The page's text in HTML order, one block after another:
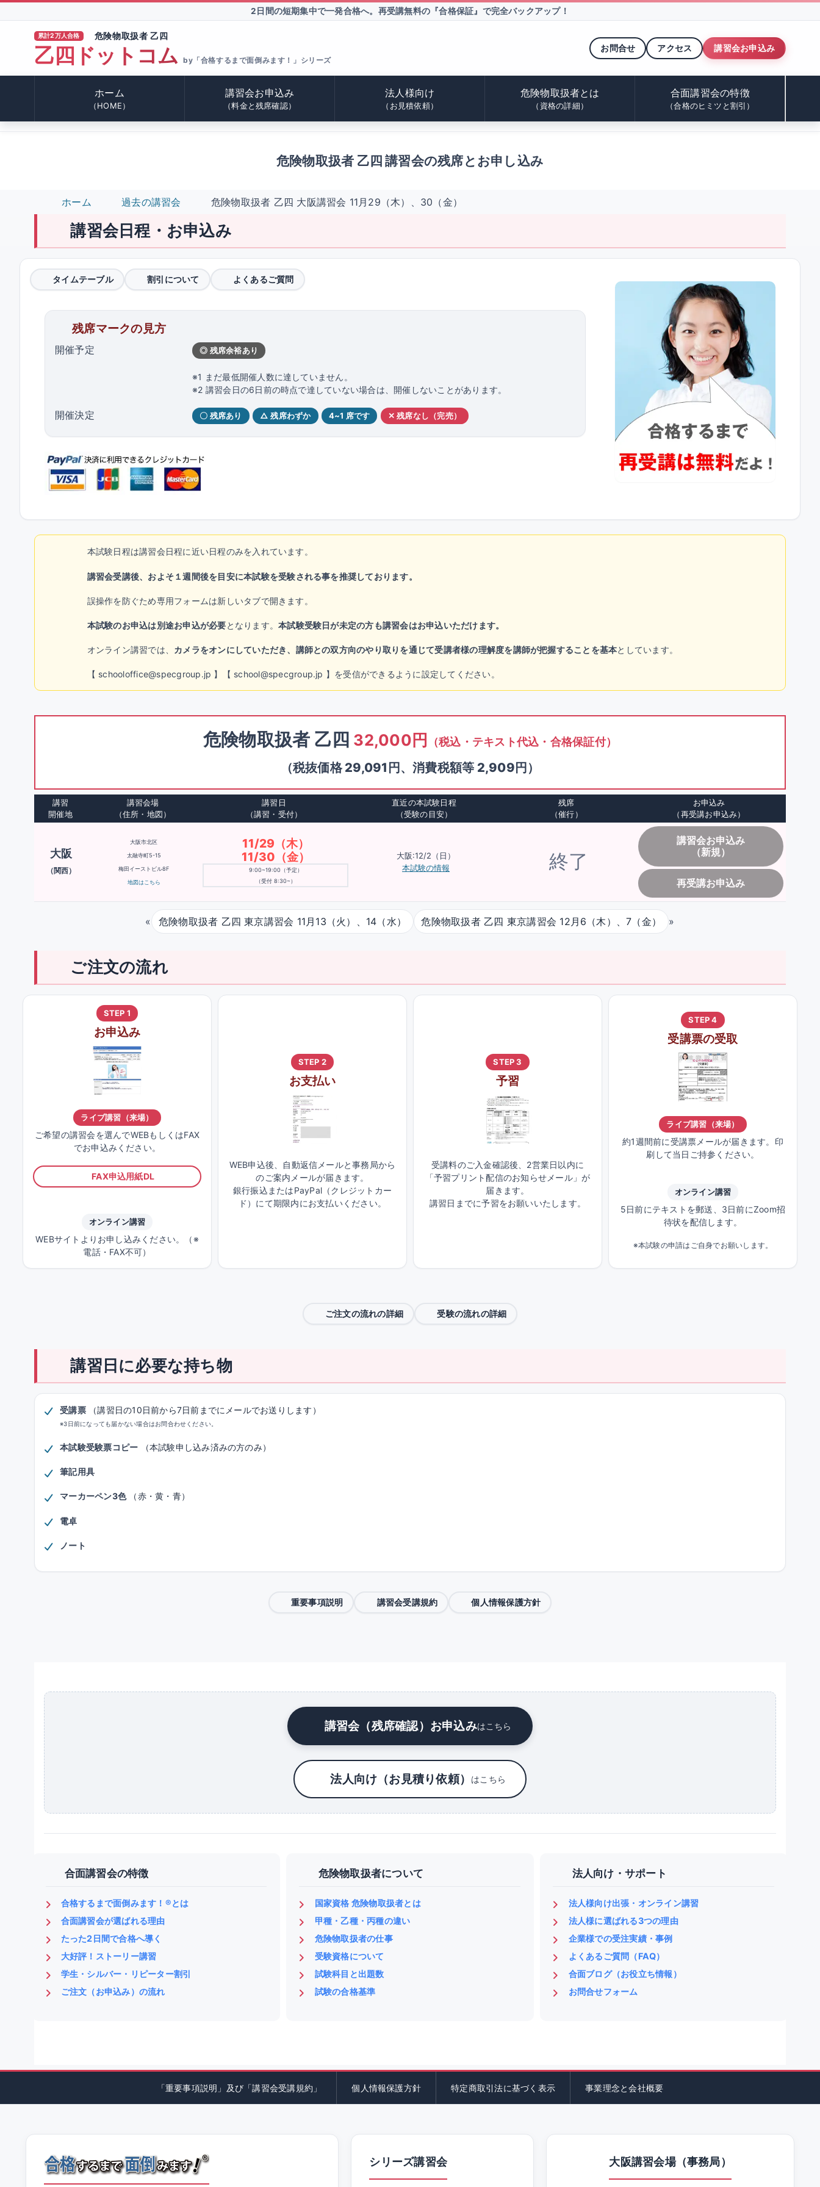
2日間の短期集中で一発合格へ。 再受講無料の『合格保証』で完全バックアップ！
累計2万人合格 危険物取扱者 乙四
乙四ドットコム by「合格するまで面倒みます！」シリーズ
お問合せ アクセス 講習会お申込み
ホーム
（HOME）
講習会お申込み
（料金と残席確認）
法人様向け
（お見積依頼）
危険物取扱者とは
（資格の詳細）
合面講習会の特徴
（合格のヒミツと割引）
危険物取扱者 乙四 講習会の残席とお申し込み
ホーム 過去の講習会 危険物取扱者 乙四 大阪講習会 11月29（木）、30（金）
講習会日程・お申込み
タイムテーブル 割引について よくあるご質問
残席マークの見方
開催予定 ◎ 残席余裕あり
※1 まだ最低開催人数に達していません。
※2 講習会日の6日前の時点で達していない場合は、開催しないことがあります。
開催決定 〇 残席あり △ 残席わずか 4~1 席です ✕ 残席なし（完売）
本試験日程は講習会日程に近い日程のみを入れています。
講習会受講後、およそ１週間後を目安に本試験を受験される事を推奨しております。
誤操作を防ぐため専用フォームは新しいタブで開きます。
本試験のお申込は別途お申込が必要となります。本試験受験日が未定の方も講習会はお申込いただけます。
オンライン講習では、 カメラをオンにしていただき、講師との双方向のやり取りを通じて受講者様の理解度を講師が把握することを基本としています。
【 schooloffice@specgroup.jp 】【 school@specgroup.jp 】を受信ができるように設定してください。
危険物取扱者 乙四 32,000円 （税込・テキスト代込・合格保証付）
（税抜価格 29,091円、消費税額等 2,909円）
講習
開催地
講習会場
（住所・地図）
講習日
（講習・受付）
直近の本試験日程
（受験の目安）
残席
（催行）
お申込み
（再受講お申込み）
大阪
（関西）
大阪市北区
太融寺町5-15
梅田イーストビル8F
地図はこちら
11/29（木）
11/30（金）
9:00~19:00（予定）
（受付 8:30~）
大阪:12/2（日）
本試験の情報
終了
講習会お申込み
（新規）
再受講お申込み
« 危険物取扱者 乙四 東京講習会 11月13（火）、14（水） 危険物取扱者 乙四 東京講習会 12月6（木）、7（金） »
ご注文の流れ
STEP 1
お申込み
ライブ講習（来場）
ご希望の講習会を選んでWEBもしくはFAX
でお申込みください。
FAX申込用紙DL
オンライン講習
WEBサイトよりお申し込みください。（※
電話・FAX不可）
STEP 2
お支払い
WEB申込後、自動返信メールと事務局から
のご案内メールが届きます。
銀行振込またはPayPal（クレジットカー
ド）にて期限内にお支払いください。
STEP 3
予習
受講料のご入金確認後、2営業日以内に
「予習プリント配信のお知らせメール」が
届きます。
講習日までに予習をお願いいたします。
STEP 4
受講票の受取
ライブ講習（来場）
約1週間前に受講票メールが届きます。印
刷して当日ご持参ください。
オンライン講習
5日前にテキストを郵送、3日前にZoom招
待状を配信します。
※本試験の申請はご自身でお願いします。
ご注文の流れの詳細 受験の流れの詳細
講習日に必要な持ち物
受講票 （講習日の10日前から7日前までにメールでお送りします）
※3日前になっても届かない場合はお問合わせください。
本試験受験票コピー （本試験申し込み済みの方のみ）
筆記用具
マーカーペン3色 （赤・黄・青）
電卓
ノート
重要事項説明 講習会受講規約 個人情報保護方針
講習会（残席確認）お申込みはこちら
法人向け（お見積り依頼） はこちら
合面講習会の特徴
合格するまで面倒みます！®とは
合面講習会が選ばれる理由
たった2日間で合格へ導く
大好評！ストーリー講習
学生・シルバー・リピーター割引
ご注文（お申込み）の流れ
危険物取扱者について
国家資格 危険物取扱者とは
甲種・乙種・丙種の違い
危険物取扱者の仕事
受験資格について
試験科目と出題数
試験の合格基準
法人向け・サポート
法人様向け出張・オンライン講習
法人様に選ばれる3つの理由
企業様での受注実績・事例
よくあるご質問（FAQ）
合面ブログ（お役立ち情報）
お問合せフォーム
「重要事項説明」及び「講習会受講規約」 個人情報保護方針 特定商取引法に基づく表示 事業理念と会社概要
シリーズ講習会 大阪講習会場（事務局）